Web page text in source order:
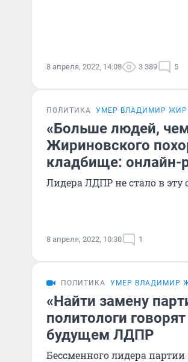
8 апреля, 2022, 14:08 3 389 5
ПОЛИТИКА УМЕР ВЛАДИМИР
«Больше людей,
Жириновского
кладбище: онлайн-
Лидера ЛДПР не стало в эту
8 апреля, 2022, 10:30 1
ПОЛИТИКА УМЕР ВЛАДИМИР
«Найти замену
политологи
будущем ЛДПР
Бессменного лидера партии